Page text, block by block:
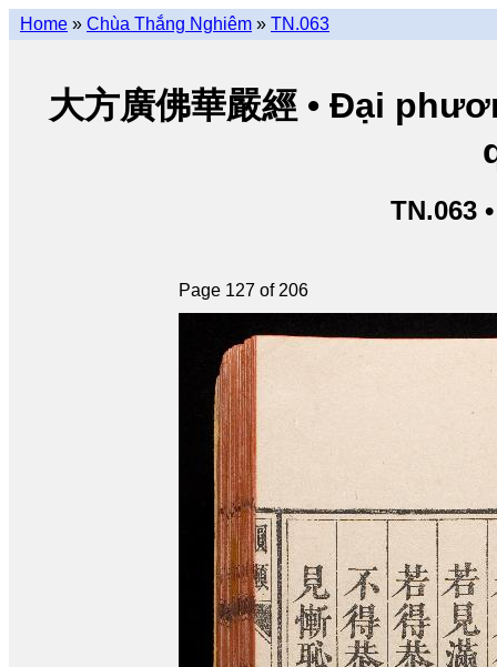
Home » Chùa Thắng Nghiêm » TN.063
大方廣佛華嚴經 • Đại
TN.063
Page 127 of 206